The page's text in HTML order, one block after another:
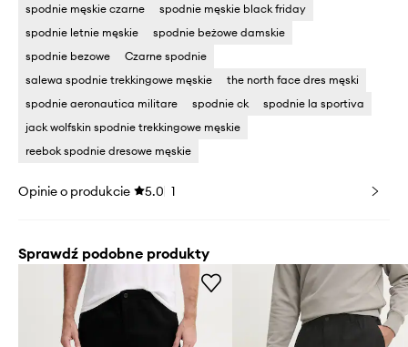
spodnie męskie czarne
spodnie męskie black friday
spodnie letnie męskie
spodnie beżowe damskie
spodnie bezowe
Czarne spodnie
salewa spodnie trekkingowe męskie
the north face dres męski
spodnie aeronautica militare
spodnie ck
spodnie la sportiva
jack wolfskin spodnie trekkingowe męskie
reebok spodnie dresowe męskie
Opinie o produkcie 5.0 1
Sprawdź podobne produkty